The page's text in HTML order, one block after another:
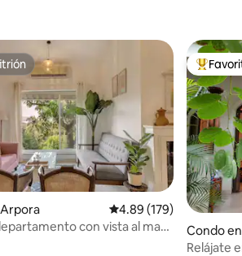
Calificación promedio:
4.89 (179)
con vista al mar
Condo
Relájate